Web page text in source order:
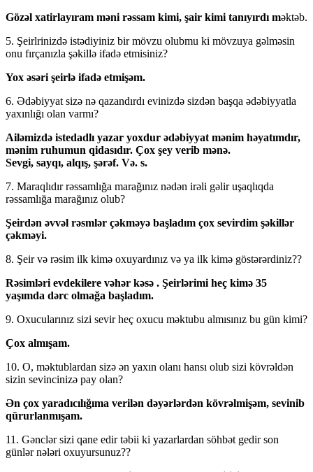
Gözəl xatirlayıram məni rəssam kimi, şair kimi tanıyırdı məktəb.
5. Şeirlrinizdə istədiyiniz bir mövzu olubmu ki mövzuya gəlməsin
onu fırçanızla şəkillə ifadə etmisiniz?
Yox əsəri şeirlə ifadə etmişəm.
6. Ədəbiyyat sizə nə qazandırdı evinizdə sizdən başqa ədəbiyyatla
yaxınlığı olan varmı?
Ailəmizdə istedadlı yazar yoxdur ədəbiyyat mənim həyatımdır,
mənim ruhumun qidasıdır. Çox şey verib mənə.
Sevgi, sayqı, alqış, şərəf. Və. s.
7. Maraqlıdır rəssamlığa marağınız nədən irəli gəlir uşaqlıqda
rəssamlığa marağınız olub?
Şeirdən əvvəl rəsmlər çəkməyə başladım çox sevirdim şəkillər
çəkməyi.
8. Şeir və rəsim ilk kimə oxuyardınız və ya ilk kimə göstərərdiniz??
Rəsimləri evdekilere vəhər kəsə . Şeirlərimi heç kimə 35
yaşımda dərc olmağa başladım.
9. Oxucularınız sizi sevir heç oxucu məktubu almısınız bu gün kimi?
Çox almışam.
10. O, məktublardan sizə ən yaxın olanı hansı olub sizi kövrəldən
sizin sevincinizə pay olan?
Ən çox yaradıcılığıma verilən dəyərlərdən kövrəlmişəm, sevinib
qürurlanmışam.
11. Gənclər sizi qane edir təbii ki yazarlardan söhbət gedir son
günlər nələri oxuyursunuz??